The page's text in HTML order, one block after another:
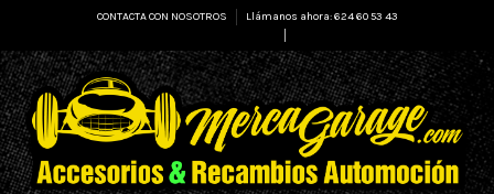
CONTACTA CON NOSOTROS
Llámanos ahora: 624 60 53 43